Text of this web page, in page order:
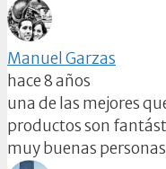
Manuel Garzas
hace 8 años
una de las mejores
productos son
muy buenas